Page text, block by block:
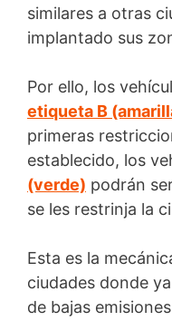
similares a otras
implantado sus
Por ello, los
etiqueta B
primeras
establecido, los
(verde) podrán
se les restrinja la
Esta es la
ciudades donde
de bajas